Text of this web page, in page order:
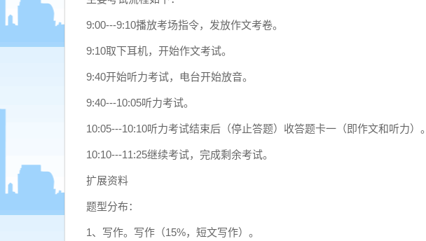
9:00---9:10播放考场指令，发放作文考卷。
9:10取下耳机，开始作文考试。
9:40开始听力考试，电台开始放音。
9:40---10:05听力考试。
10:05---10:10听力考试结束后（停止答题）收答题卡一（即作文和听力）。
10:10---11:25继续考试，完成剩余考试。
扩展资料
题型分布：
1、写作。写作（15%，短文写作）。